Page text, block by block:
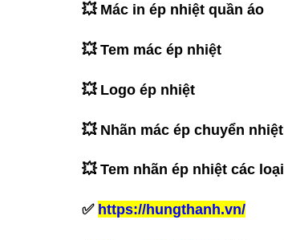
💥 Mác in ép nhiệt quần áo
💥 Tem mác ép nhiệt
💥 Logo ép nhiệt
💥 Nhãn mác ép chuyển nhiệt
💥 Tem nhãn ép nhiệt các loại
✅ https://hungthanh.vn/